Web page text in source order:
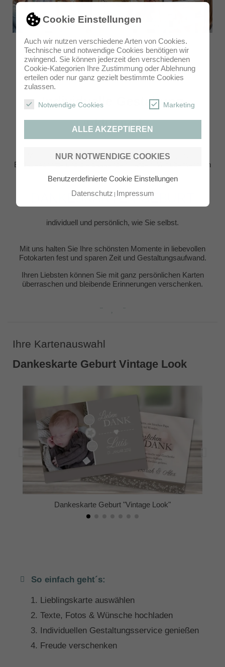
Cookie Einstellungen
Auch wir nutzen verschiedene Arten von Cookies.
Technische und notwendige Cookies benötigen wir
zwingend. Sie können jederzeit den verschiedenen
Cookie-Kategorien Ihre Zustimmung oder Ablehnung
erteilen oder nur ganz gezielt bestimmte Cookies
zulassen.
Notwendige Cookies Marketing
ALLE AKZEPTIEREN
NUR NOTWENDIGE COOKIES
Benutzerdefinierte Cookie Einstellungen
Datenschutz Impressum
Individuelle Gestaltung
inklusive!
Machen Sie sich keine Gedanken um Schriftgrößen,
Bildausschnitte und die passenden Farben. Wir übernehmen
DANKESKARTEN GEBURT
individuell und persönlich, wie Sie selbst.
Mit uns halten Sie Ihre schönsten Momente in liebevollen
Fotokarten fest und sparen Zeit und Gestaltungsaufwand.
Ihren Liebsten können Sie mit ganz persönlichen Karten
überraschen und bleibende Erinnerungen verschenken.
Ihre Kartenauswahl
Dankeskarte Geburt Vintage Look
Dankeskarte Geburt "Vintage Look"
So einfach geht´s:
Lieblingskarte auswählen
Texte, Fotos & Wünsche hochladen
Individuellen Gestaltungsservice genießen
Freude verschenken